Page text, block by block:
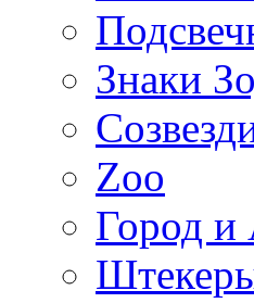
Знаки
Zoo
Город и